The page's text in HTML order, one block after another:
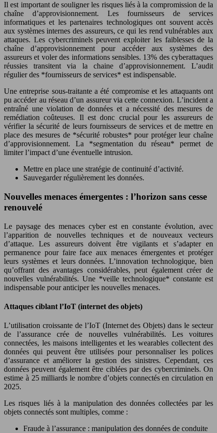
Il est important de souligner les risques liés à la compromission de la
chaîne d’approvisionnement. Les fournisseurs de services
informatiques et les partenaires technologiques ont souvent accès
aux systèmes internes des assureurs, ce qui les rend vulnérables aux
attaques. Les cybercriminels peuvent exploiter les faiblesses de la
chaîne d’approvisionnement pour accéder aux systèmes des
assureurs et voler des informations sensibles. 13% des cyberattaques
réussies transitent via la chaine d’approvisionnement. L’audit
régulier des *fournisseurs de services* est indispensable.
Une entreprise sous-traitante a été compromise et les attaquants ont
pu accéder au réseau d’un assureur via cette connexion. L’incident a
entraîné une violation de données et a nécessité des mesures de
remédiation coûteuses. Il est donc crucial pour les assureurs de
vérifier la sécurité de leurs fournisseurs de services et de mettre en
place des mesures de *sécurité robustes* pour protéger leur chaîne
d’approvisionnement. La *segmentation du réseau* permet de
limiter l’impact d’une éventuelle intrusion.
Mettre en place une stratégie de continuité d’activité.
Sauvegarder régulièrement les données.
Nouvelles menaces émergentes : l’horizon sans cesse
renouvelé
Le paysage des menaces cyber est en constante évolution, avec
l’apparition de nouvelles techniques et de nouveaux vecteurs
d’attaque. Les assureurs doivent être vigilants et s’adapter en
permanence pour faire face aux menaces émergentes et protéger
leurs systèmes et leurs données. L’innovation technologique, bien
qu’offrant des avantages considérables, peut également créer de
nouvelles vulnérabilités. Une *veille technologique* constante est
indispensable pour anticiper les nouvelles menaces.
Attaques ciblant l’IoT (internet des objets)
L’utilisation croissante de l’IoT (Internet des Objets) dans le secteur
de l’assurance crée de nouvelles vulnérabilités. Les voitures
connectées, les maisons intelligentes et les wearables collectent des
données qui peuvent être utilisées pour personnaliser les polices
d’assurance et améliorer la gestion des sinistres. Cependant, ces
données peuvent également être ciblées par des cybercriminels. On
estime à 25 milliards le nombre d’objets connectés en circulation en
2025.
Les risques liés à la manipulation des données collectées par les
objets connectés sont multiples, comme :
Fraude à l’assurance : manipulation des données de conduite